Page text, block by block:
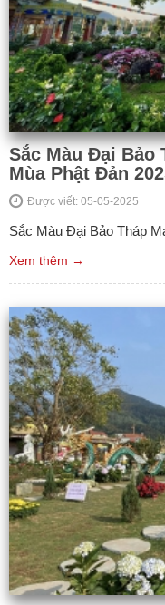
Sắc Màu Đại Bảo
Mùa Phật Đản
Được viết: 05-05-2025
Sắc Màu Đại Bảo Tháp
Xem thêm →